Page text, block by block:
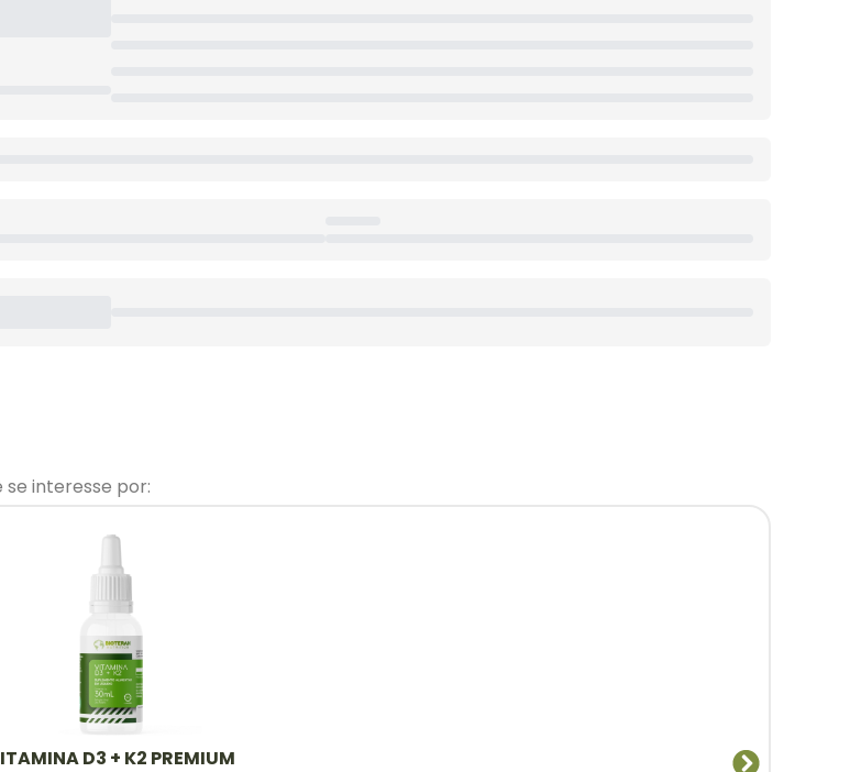
se interesse por:
D3 + K2 PREMIUM